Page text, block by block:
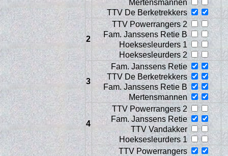
Mertensmannen
TTV De Berketrekkers
2
TTV Powerrangers 2
Fam. Janssens Retie B
Hoeksesleurders 1
Hoeksesleurders 2
3
Fam. Janssens Retie
TTV De Berketrekkers
Fam. Janssens Retie B
Mertensmannen
4
TTV Powerrangers 2
Fam. Janssens Retie
TTV Vandakker
Hoeksesleurders 1
TTV Powerrangers